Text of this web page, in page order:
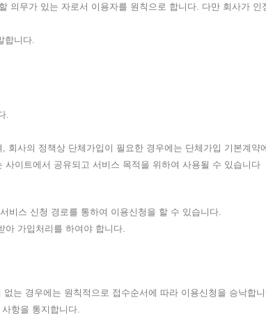
무가 있는 자로서 이용자를 원칙으로 합니다. 다만 회사가
합니다.
.
사의 정책상 단체가입이 필요한 경우에는 단체가입 기본계약
이트에서 공유되고 서비스 목적을 위하여 사용될 수 있습니다
비스 신청 경로를 통하여 이용신청을 할 수 있습니다.
아 가입처리를 하여야 합니다.
는 경우에는 원칙적으로 접수순서에 따라 이용신청을 승낙합
항을 통지합니다.